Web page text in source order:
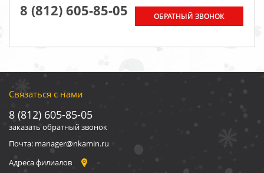
8 (812) 605-85-05 ОБРАТНЫЙ ЗВОНОК
Связаться с нами
8 (812) 605-85-05
заказать обратный звонок
Почта: manager@nkamin.ru
Адреса филиалов